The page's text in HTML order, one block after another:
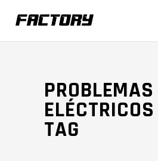
PROBLEMAS
TAG